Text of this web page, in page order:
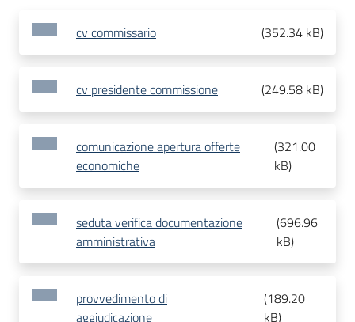
cv commissario (352.34 kB)
cv presidente commissione (249.58 kB)
comunicazione apertura offerte
economiche
(321.00
kB)
seduta verifica documentazione
amministrativa
(696.96
kB)
provvedimento di
aggiudicazione
(189.20
kB)